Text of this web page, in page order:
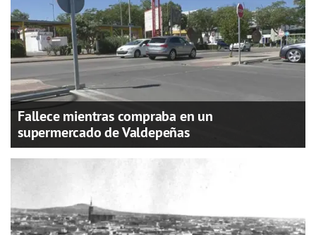
Fallece mientras compraba en un
supermercado de Valdepeñas